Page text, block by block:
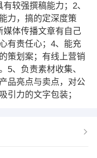
较强撰稿能力；2、
力，搞的定深度策
体传播文章有自己
有责任心；4、能充
策划案；有线上营销
5、负责素材收集、
品亮点与卖点，对公
引力的文字包装；